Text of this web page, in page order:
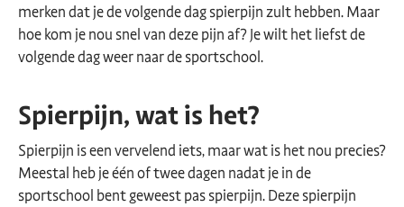
merken dat je de volgende dag spierpijn zult hebben. Maar
hoe kom je nou snel van deze pijn af? Je wilt het liefst de
volgende dag weer naar de sportschool.
Spierpijn, wat is het?
Spierpijn is een vervelend iets, maar wat is het nou precies?
Meestal heb je één of twee dagen nadat je in de
sportschool bent geweest pas spierpijn. Deze spierpijn